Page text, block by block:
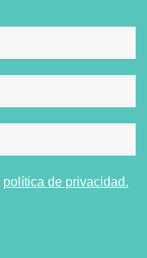
política de privacidad.